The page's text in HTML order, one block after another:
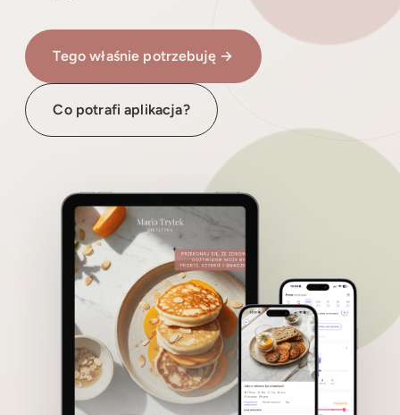
Tego właśnie potrzebuję →
Co potrafi aplikacja?